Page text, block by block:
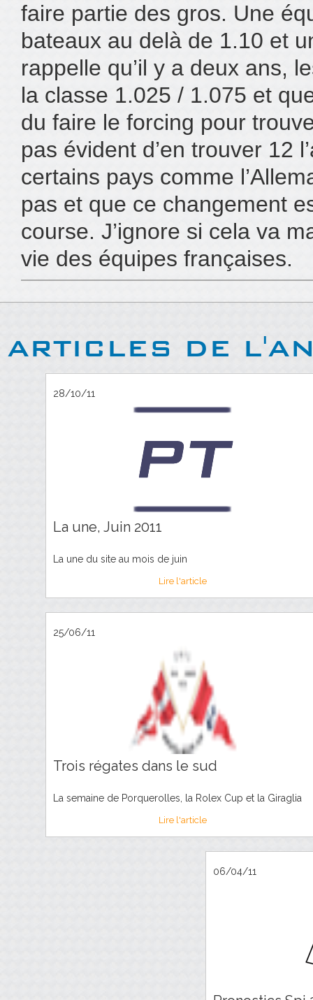
faire partie des gros. Une
bateaux au delà de 1.10 et
rappelle qu’il y a deux ans,
la classe 1.025 / 1.075 et
du faire le forcing pour
pas évident d’en trouver 12
certains pays comme
pas et que ce changement
course. J’ignore si cela va
vie des équipes françaises.
ARTICLES DE
28/10/11
La une, Juin 2011
La une du site au mois de juin
Lire l'article
25/06/11
Trois régates dans le sud
La semaine de Porquerolles, la Rolex Cup et la Giraglia
Lire l'article
06/04/11